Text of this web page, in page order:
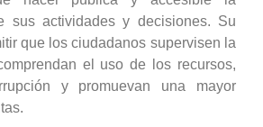
sus actividades y decisiones. Su
que los ciudadanos supervisen la
el uso de los recursos,
y promuevan una mayor